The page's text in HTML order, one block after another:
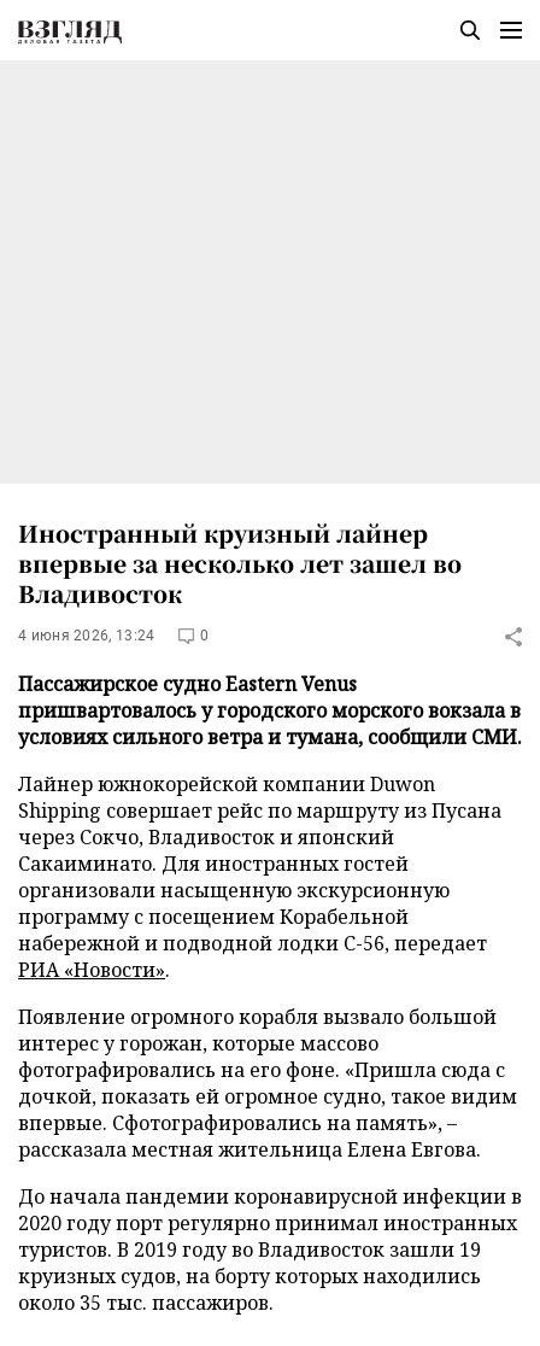
Иностранный круизный лайнер
впервые за несколько лет зашел во
Владивосток
4 июня 2026, 13:24 0
Пассажирское судно Eastern Venus
пришвартовалось у городского морского вокзала в
условиях сильного ветра и тумана, сообщили СМИ.
Лайнер южнокорейской компании Duwon
Shipping совершает рейс по маршруту из Пусана
через Сокчо, Владивосток и японский
Сакаиминато. Для иностранных гостей
организовали насыщенную экскурсионную
программу с посещением Корабельной
набережной и подводной лодки С-56, передает
РИА «Новости».
Появление огромного корабля вызвало большой
интерес у горожан, которые массово
фотографировались на его фоне. «Пришла сюда с
дочкой, показать ей огромное судно, такое видим
впервые. Сфотографировались на память», –
рассказала местная жительница Елена Евгова.
До начала пандемии коронавирусной инфекции в
2020 году порт регулярно принимал иностранных
туристов. В 2019 году во Владивосток зашли 19
круизных судов, на борту которых находились
около 35 тыс. пассажиров.